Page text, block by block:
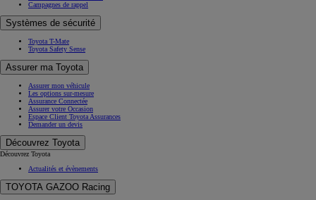
Campagnes de rappel
Systèmes de sécurité
Toyota T-Mate
Toyota Safety Sense
Assurer ma Toyota
Assurer mon véhicule
Les options sur-mesure
Assurance Connectée
Assurer votre Occasion
Espace Client Toyota Assurances
Demander un devis
Découvrez Toyota
Découvrez Toyota
Actualités et évènements
TOYOTA GAZOO Racing